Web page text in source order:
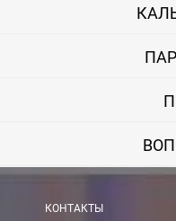
Оплата при
Вы можете оплатить
Вы можете оплатить
КОНТАКТЫ